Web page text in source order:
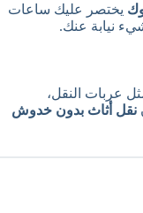
يختصر عليك ساعات
نيابة عنك.
عربات النقل،
نقل أثاث بدون خدوش